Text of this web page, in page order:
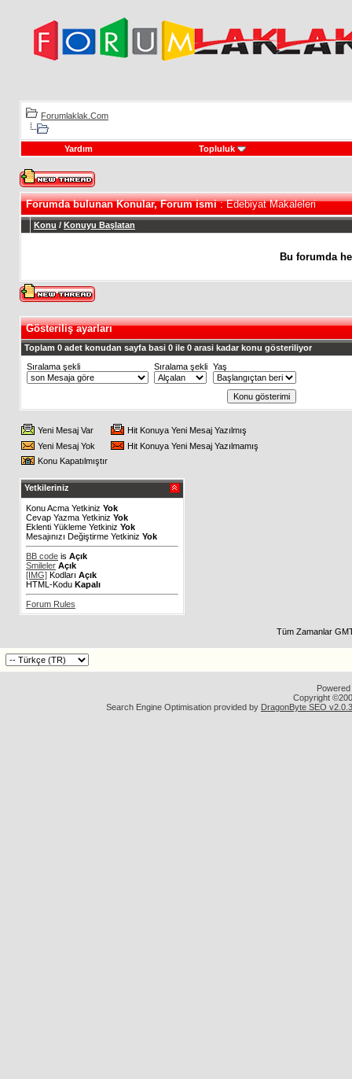
Forumlaklak.Com
Yardım Topluluk
Forumda bulunan Konular, Forum ismi: Edebiyat Makaleleri
Konu / Konuyu Başlatan
Bu forumda
Gösteriliş ayarları
Toplam 0 adet konudan sayfa basi 0 ile 0 arasi kadar konu gösteriliyor
Sıralama şekli
Sıralama şekli Yaş
Yeni Mesaj Var
Hit Konuya Yeni Mesaj Yazılmış
Yeni Mesaj Yok
Hit Konuya Yeni Mesaj Yazılmamış
Konu Kapatılmıştır
Yetkileriniz
Konu Acma Yetkiniz Yok
Cevap Yazma Yetkiniz Yok
Eklenti Yükleme Yetkiniz Yok
Mesajınızı Değiştirme Yetkiniz Yok
BB code is Açık
Smileler Açık
[IMG] Kodları Açık
HTML-Kodu Kapalı
Forum Rules
Tüm Zamanlar
Copyright
Search Engine Optimisation provided by DragonByte SEO